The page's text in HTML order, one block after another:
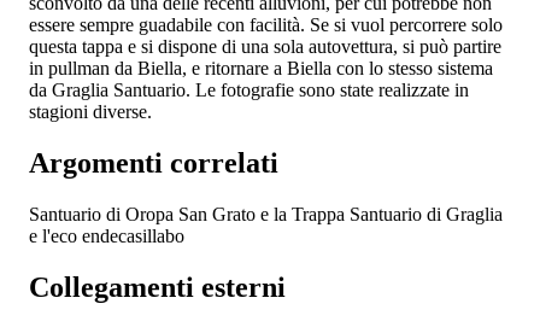
essere sempre guadabile con facilità. Se si vuol percorrere solo
questa tappa e si dispone di una sola autovettura, si può partire
in pullman da Biella, e ritornare a Biella con lo stesso sistema
da Graglia Santuario. Le fotografie sono state realizzate in
stagioni diverse.
Argomenti correlati
Santuario di Oropa San Grato e la Trappa Santuario di Graglia
e l'eco endecasillabo
Collegamenti esterni